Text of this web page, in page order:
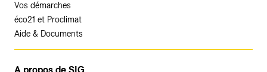
Vos démarches
éco21 et Proclimat
Aide & Documents